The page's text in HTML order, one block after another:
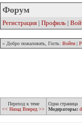
Форум
Регистрация | Профиль |
» Добро пожаловать, Гость: Войти |
Переход к теме
<< Назад Вперед >>
Одна страница
Модераторы: